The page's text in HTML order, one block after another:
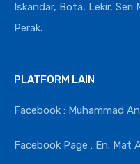
Iskandar, Bota, Lekir, Seri
Perak.
PLATFORM LAIN
Facebook : Muhammad
Facebook Page : En. Mat